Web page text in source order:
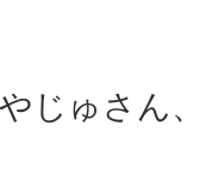
じゅさん